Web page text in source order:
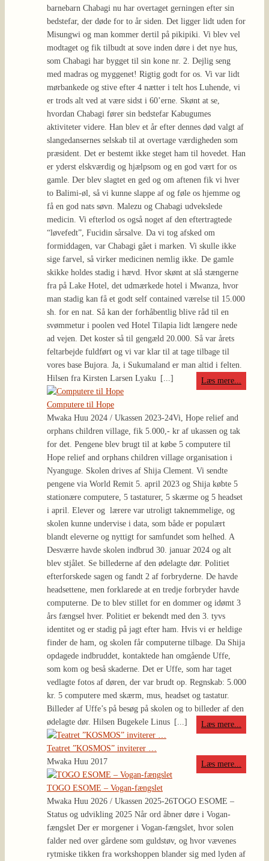
barnebarn Chabagi nu har overtaget gerningen efter sin
bedstefar, der døde for to år siden. Det ligger lidt uden for
Misungwi og man kommer dertil på pikipiki. Vi blev vel
modtaget og fik tilbudt at sove inden døre i det nye hus,
som Chabagi har bygget til sin kone nr. 2. Dejlig seng
med madras og myggenet! Rigtig godt for os. Vi var lidt
mørbankede og stive efter 4 nætter i telt hos Luhende, vi
er trods alt ved at være sidst i 60’erne. Skønt at se,
hvordan Chabagi fører sin bedstefar Kabugumes
aktiviteter videre. Han blev et år efter dennes død valgt af
slangedansernes selskab til at overtage værdigheden som
præsident. Det er bestemt ikke steget ham til hovedet. Han
er yderst elskværdig og hjælpsom og en god vært for os
gamle. Der blev slagtet en ged og om aftenen fik vi hver
to Balimi-øl, så vi kunne slappe af og føle os hjemme og
få en god nats søvn. Malezu og Chabagi udvekslede
medicin. Vi efterlod os også noget af den eftertragtede
“løvefedt”, Fucidin sårsalve. Da vi tog afsked om
formiddagen, var Chabagi gået i marken. Vi skulle ikke
sige farvel, så virker medicinen nemlig ikke. De gamle
skikke holdes stadig i hævd. Hvor skønt at slå stængerne
fra på Lake Hotel, det udmærkede hotel i Mwanza, hvor
man stadig kan få et godt self contained værelse til 15.000
sh. for en nat. Så kan der forhåbentlig blive råd til en
svømmetur i poolen ved Hotel Tilapia lidt længere nede
ad vejen. Det koster så til gengæld 20.000. Så var årets
feltarbejde fuldført og vi var klar til at tage tilbage til
vores base Bujora. Ja, i Sukumaland er man altid i felten.
Hilsen fra Kirsten Larsen Lyaku
[...] Læs mere...
Computere til Hope
Mwaka Huu 2024 / Ukassen 2023-24Vi, Hope relief and
orphans children village, fik 5.000,- kr af ukassen og tak
for det. Pengene blev brugt til at købe 5 computere til
Hope relief and orphans children village organisation i
Nyanguge. Skolen drives af Shija Clement. Vi sendte
pengene via World Remit 5. april 2023 og Shija købte 5
stationære computere, 5 tastaturer, 5 skærme og 5 headset
i april. Elever og lærere var utroligt taknemmelige, og
skolen kunne undervise i data, som både er populært
blandt eleverne og nyttigt for samfundet som helhed. A
Desværre havde skolen indbrud 30. januar 2024 og alt
blev stjålet. Se billederne af den ødelagte dør. Politiet
efterforskede sagen og fandt 2 af forbryderne. De havde
headsettene, men forklarede at en tredje forbryder havde
computerne. De to blev stillet for en dommer og idømt 3
års fængsel hver. Politiet er bekendt med den 3. tyvs
identitet og er stadig på jagt efter ham. Hvis vi er heldige
finder de ham, og skolen får computerne tilbage. Da Shija
opdagede indbruddet, kontaktede han omgående Uffe,
som kom og beså skaderne. Det er Uffe, som har taget
vedlagte fotos af døren, der var brudt op. Regnskab: 5.000
kr. 5 computere med skærm, mus, headset og tastatur.
Billeder af Uffe’s på besøg på skolen og to billeder af den
ødelagte dør. Hilsen Bugekele Linus [...] Læs mere...
Teatret ”KOSMOS” inviterer …
Mwaka Huu 2017
Læs mere...
TOGO ESOME – Vogan-fængslet
Mwaka Huu 2026 / Ukassen 2025-26TOGO ESOME –
Status og udvikling 2025 Når ord åbner døre i Vogan-
fængslet Der er morgener i Vogan-fængslet, hvor solen
falder ned over gårdene som guldstøv, og hvor vævenes
rytmiske tikken fra workshoppen blander sig med lyden af